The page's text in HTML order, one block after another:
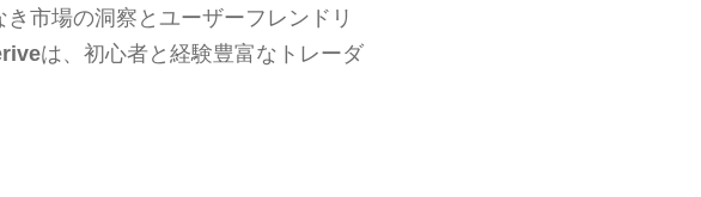
市場の洞察とユーザーフレンドリ
は、初心者と経験豊富なトレーダ